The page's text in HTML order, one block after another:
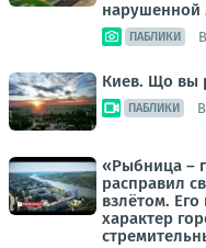
нарушенной
ПАБЛИКИ
Киев. Що вы
ПАБЛИКИ
«Рыбница –
расправил
взлётом.
характер